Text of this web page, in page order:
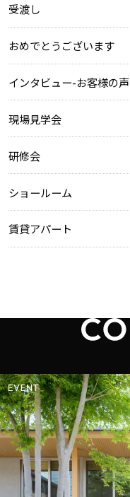
受渡し
おめでとうございます
インタビュー-お客様の声
現場見学会
研修会
ショールーム
賃貸アパート